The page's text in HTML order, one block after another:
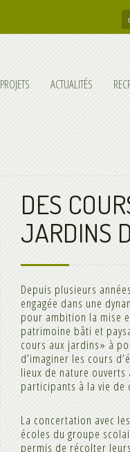
PROJETS ACTUALITÉS
DES
JARDINS
Depuis plusieurs
engagée dans une
pour ambition la mise
patrimoine bâti et
cours aux jardins» à
d’imaginer les cours
lieux de nature
participants à la vie de
La concertation avec
écoles du groupe
permis de récolter